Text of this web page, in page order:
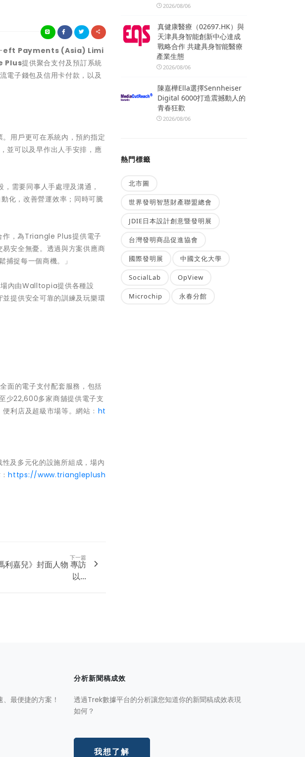
eft Payments (Asia) Limi
Plus提供聚合支付及預訂系統
電子錢包及信用卡付款，以及
用戶更可在系統內，預約指定
並可以及早作出人手安排，應
需要同事人手處理及溝通，
化，改善營運效率；同時可騰
，為Triangle Plus提供電子
安全無憂。透過與方案供應商
捉每一個商機。」
內由Walltopia提供各種設
提供安全可靠的訓練及玩樂環
面的電子支付配套服務，包括
少22,600多家商舖提供電子支
利店及超級市場等。網站﹕ ht
及多元化的設施所組成，場內
https://www.triangleplush
下一篇
利嘉兒》封面人物 專訪
以...
2026/08/06
真健康醫療（02697.HK）與
天津具身智能創新中心達成
戰略合作 共建具身智能醫療
產業生態
2026/08/06
陳嘉樺Ella選擇Sennheiser
Digital 6000打造震撼動人的
青春狂歡
2026/08/06
熱門標籤
北市圖
世界發明智慧財產聯盟總會
JDIE日本設計創意暨發明展
台灣發明商品促進協會
國際發明展 中國文化大學
SocialLab OpView
Microchip 永春分館
最便捷的方案！
分析新聞稿成效
透過Trek數據平台的分析讓您知道你的新聞稿成效表現
如何？
我想了解